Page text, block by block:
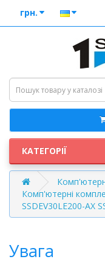
грн.
КАТЕГОРІЇ
Комп'ютерні
SSDEV30LE200-AX
Увага